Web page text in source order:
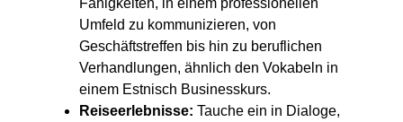
Fähigkeiten, in einem professionellen
Umfeld zu kommunizieren, von
Geschäftstreffen bis hin zu beruflichen
Verhandlungen, ähnlich den Vokabeln in
einem Estnisch Businesskurs.
Reiseerlebnisse: Tauche ein in Dialoge,